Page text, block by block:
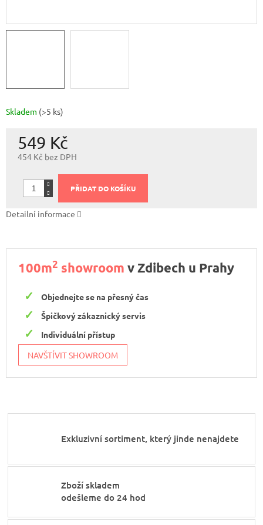
549 Kč
454 Kč bez DPH
cena:
Skladem (>5 ks)
PŘIDAT DO KOŠÍKU
Detailní informace
100m2 showroom v Zdibech u Prahy
Objednejte se na přesný čas
Špičkový zákaznický servis
Individuální přístup
NAVŠTÍVIT SHOWROOM
Exkluzivní sortiment, který jinde nenajdete
Zboží skladem
odešleme do 24 hod